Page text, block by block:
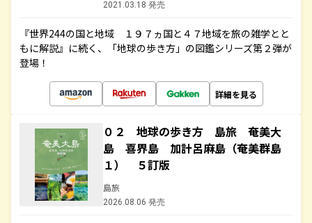
2021.03.18 発売
『世界244の国と地域 １９７ヵ国と４７地域を旅の雑学とと
もに解説』に続く、「地球の歩き方」の図鑑シリーズ第２弾が
登場！
詳細を見る
０２ 地球の歩き方 島旅 奄美大
島 喜界島 加計呂麻島（奄美群島
１） ５訂版
島旅
2026.08.06 発売